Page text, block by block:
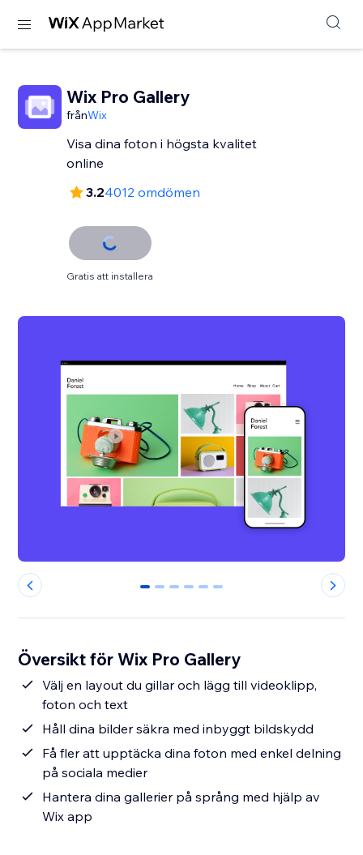
Wix Pro Gallery
frånWix
Visa dina foton i högsta kvalitet
online
3.24012 omdömen
Gratis att installera
0 1 2 3 4 5
Översikt för Wix Pro Gallery
Välj en layout du gillar och lägg till videoklipp,
foton och text
Håll dina bilder säkra med inbyggt bildskydd
Få fler att upptäcka dina foton med enkel delning
på sociala medier
Hantera dina gallerier på språng med hjälp av
Wix app